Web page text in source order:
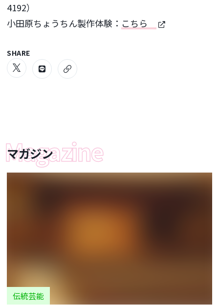
4192）
小田原ちょうちん製作体験： こちら
SHARE
マガジン
伝統芸能